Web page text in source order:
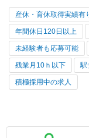
産休・育休取得実績有
年間休日120日以上
未経験者も応募可能
残業月10ｈ以下 駅
積極採用中の求人